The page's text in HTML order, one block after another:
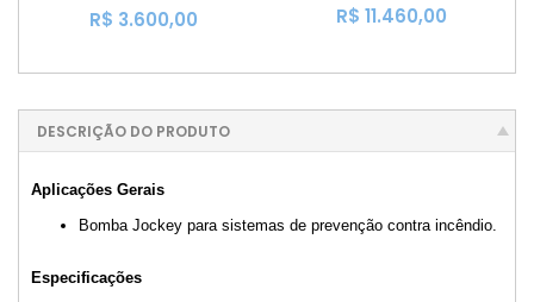
R$ 3.600,00 R$ 11.460,00
DESCRIÇÃO DO PRODUTO
Aplicações Gerais
Bomba Jockey para sistemas de prevenção contra incêndio.
Especificações